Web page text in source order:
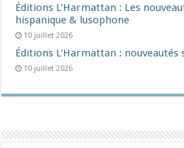
Éditions L’Harmattan : Les
hispanique & lusophone
10 juillet 2026
Éditions L’Harmattan : nouveautés
10 juillet 2026